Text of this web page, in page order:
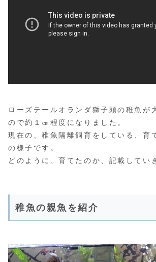
ローズテールオランダ獅子頭の稚魚が
ので約１㎝程度になりました。
現在の、稚魚隔離飼育をしている、育
の様子です。
どのように、育てたのか、記載してい
稚魚の親魚を紹介